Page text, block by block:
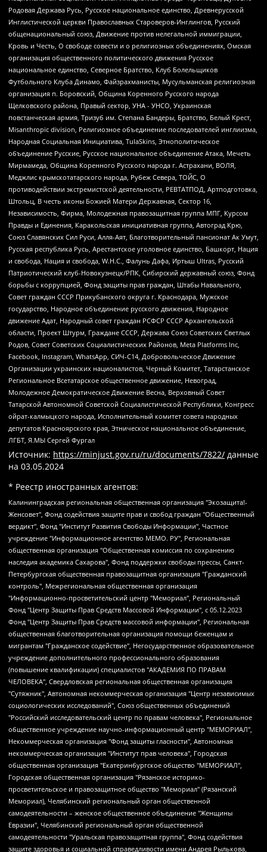
Родовая Держава Русь, Русское национальное единство, Древнерусской
Инглистической церкви Православных Староверов-Инглингов, Русский
общенациональный союз, Движение против нелегальной иммиграции,
Кровь и Честь, О свободе совести и о религиозных объединениях, Омская
организация общественного политического движения Русское
национальное единство, Северное Братство, Клуб Болельщиков
Футбольного Клуба Динамо, Файзрахманисты, Мусульманская религиозная
организация п. Боровский, Община Коренного Русского народа
Щелковского района, Правый сектор, УНА - УНСО, Украинская
повстанческая армия, Тризуб им. Степана Бандеры, Братство, Белый Крест,
Misanthropic division, Религиозное объединение последователей инглиизма,
Народная Социальная Инициатива, TulaSkins, Этнополитическое
объединение Русские, Русское национальное объединение Атака, Мечеть
Мирмамеда, Община Коренного Русского народа г. Астрахани, ВОЛЯ,
Меджлис крымскотатарского народа, Рубеж Севера, ТОЙС, О
противодействии экстремистской деятельности, РЕВТАТПОД, Артподготовка,
Штольц, В честь иконы Божией Матери Державная, Сектор 16,
Независимость, Фирма, Молодежная правозащитная группа МПГ, Курсом
Правды и Единения, Каракольская инициативная группа, Автоград Крю,
Союз Славянских Сил Руси, Алля-Аят, Благотворительный пансионат Ак Умут,
Русская республика Русь, Арестантское уголовное единство, Башкорт, Нация
и свобода, Нация и свобода, W.H.С., Фалунь Дафа, Иртыш Ultras, Русский
Патриотический клуб-Новокузнецк/РПК, Сибирский державный союз, Фонд
борьбы с коррупцией, Фонд защиты прав граждан, Штабы Навального,
Совет граждан СССР Прикубанского округа г. Краснодара, Мужское
государство, Народное объединение русского движения, Народное
движение Адат, Народный совет граждан РСФСР СССР Архангельской
области, Проект Штурм, Граждане СССР, Держава Союз Советских Светлых
Родов, Совет Советских Социалистических Районов, Meta Platforms Inc,
Facebook, Instagram, WhatsApp, СИЧ-С14, Добровольческое Движение
Организации украинских националистов, Черный Комитет, Татарстанское
Региональное Всетатарское общественное движение, Невоград,
Молодежное Демократическое Движение Весна, Верховный Совет
Татарской Автономной Советской Социалистической Республики, Конгресс
ойрат-калмыцкого народа, Исполнительный комитет совета народных
депутатов Красноярского края, Этническое национальное объединение,
ЛГБТ, Я.МЫ Сергей Фургал
Источник: https://minjust.gov.ru/ru/documents/7822/ данные
на 03.05.2024
* Реестр иностранных агентов:
Калининградская региональная общественная организация "Экозащита!-Женсовет", Фонд содействия защите прав и свобод граждан "Общественный вердикт", Фонд "Институт Развития Свободы Информации", Частное учреждение "Информационное агентство МЕМО. РУ", Региональная общественная организация "Общественная комиссия по сохранению наследия академика Сахарова", Фонд поддержки свободы прессы, Санкт-Петербургская общественная правозащитная организация "Гражданский контроль", Межрегиональная общественная организация "Информационно-просветительский центр "Мемориал", Региональный Фонд "Центр Защиты Прав Средств Массовой Информации", с 05.12.2023 Фонд "Центр Защиты Прав Средств массовой информации", Региональная общественная благотворительная организация помощи беженцам и мигрантам "Гражданское содействие", Негосударственное образовательное учреждение дополнительного профессионального образования (повышение квалификации) специалистов "АКАДЕМИЯ ПО ПРАВАМ ЧЕЛОВЕКА", Свердловская региональная общественная организация "Сутяжник", Автономная некоммерческая организация "Центр независимых социологических исследований", Союз общественных объединений "Российский исследовательский центр по правам человека", Региональное общественное учреждение научно-информационный центр "МЕМОРИАЛ", Некоммерческая организация "Фонд защиты гласности", Автономная некоммерческая организация "Институт прав человека", Городская общественная организация "Екатеринбургское общество "МЕМОРИАЛ", Городская общественная организация "Рязанское историко-просветительское и правозащитное общество "Мемориал" (Рязанский Мемориал), Челябинский региональный орган общественной самодеятельности – женское общественное объединение "Женщины Евразии", Челябинский региональный орган общественной самодеятельности "Уральская правозащитная группа", Фонд содействия защите здоровья и социальной справедливости имени Андрея Рылькова, Автономная Некоммерческая Организация "Аналитический Центр Юрия Левады", Автономная некоммерческая организация социальной поддержки населения "Проект Апрель", Региональная общественная организация помощи женщинам и детям, находящимся в кризисной ситуации "Информационно-методический центр "Анна", Фонд содействия развитию массовых коммуникаций и правовому просвещению "Так-так-Так", Фонд содействия устойчивому развитию "Серебряная тайга", Свердловский региональный общественный фонд социальных проектов "Новое время", "Idel.Реалии", Кавказ.Реалии, Крым.Реалии, Телеканал Настоящее Время, Татаро-башкирская служба Радио Свобода (Azatliq Radiosi), Радио Свободная Европа/Радио Свобода (PCE/PC), "Сибирь.Реалии", "Фактограф", Благотворительный фонд помощи осужденным и их семьям, Автономная некоммерческая организация "Институт глобализации и социальных движений", Фонд "В защиту прав заключенных", Частное учреждение "Центр поддержки и содействия развитию средств массовой информации", Пензенский региональный общественный благотворительный фонд "Гражданский союз", "Север.Реалии", Некоммерческая организация Фонд "Правовая инициатива", Общество с ограниченной ответственностью "Радио Свободная Европа/Радио Свобода", Чешское информационное агентство "MEDIUM-ORIENT", Красноярская региональная общественная организация "Мы против СПИДа", Камалягин Денис Николаевич, Маркелов Сергей Евгеньевич, Пономарев Лев Александрович, Савицкая Людмила Алексеевна, Автономная некоммерческая организация "Центр по работе с проблемой насилия "НАСИЛИЮ.НЕТ", Межрегиональный профессиональный союз работников здравоохранения "Альянс врачей", Юридическое лицо, зарегистрированное в Латвийской Республике, SIA "Medusa Project" (регистрационный номер 40103797863, дата регистрации 10.06.2014), Некоммерческая организация "Фонд по борьбе с коррупцией", Автономная некоммерческая организация "Институт права и публичной политики", Баданин Роман Сергеевич, Гликин Максим Александрович, Железнова Мария Михайловна, Лукьянова Юлия Сергеевна, Маетная Елизавета Витальевна, Маняхин Петр Борисович, Чуракова Ольга Владимировна, Ярош Юлия Петровна, Юридическое лицо "The Insider SIA", зарегистрированное в Риге, Латвийская Республика (дата регистрации 26.06.2015), являющееся администратором доменного имени интернет-издания "The Insider SIA", https://theins.ru, Постернак Алексей Евгеньевич, Рубин Михаил Аркадьевич, Анин Роман Александрович, Юридическое лицо Istories fonds, зарегистрированное в Латвийской Республике (регистрационный номер 50008295751, дата регистрации 24.02.2020), Великовский Дмитрий Александрович, Долинина Ирина Николаевна, Мароховская Алеся Алексеевна, Шлейнов Роман Юрьевич, Шмагун Олеся Валентиновна, Общество с ограниченной ответственностью "Альтаир 2021", Общество с ограниченной ответственностью "Вега 2021", Общество с ограниченной ответственностью "Главный редактор 2021", Общество с ограниченной ответственностью "Ромашки монолит", Важенков Артем Валерьевич, Ивановская областная общественная организация "Центр гендерных исследований", Гурман Юрий Альбертович, Медиапроект "ОВД-Инфо", Егоров Владимир Владимирович, Жилинский Владимир Александрович, Общество с ограниченной ответственностью "ЗП", Иванова София Юрьевна, Карезина Инна Павловна, Кильтау Екатерина Викторовна, Петров Алексей Викторович, Пискунов Сергей Евгеньевич, Смирнов Сергей Сергеевич, Тихонов Михаил Сергеевич, Общество с ограниченной ответственностью "ЖУРНАЛИСТ-ИНОСТРАННЫЙ АГЕНТ", Арапова Галина Юрьевна, Вольтская Татьяна Анатольевна, Американская компания "Mason G.E.S. Anonymous Foundation" (США), являющаяся владельцем интернет-издания https://mnews.world/, Компания "Stichting Bellingcat", зарегистрированная в Нидерландах (дата регистрации 11.07.2018), Захаров Андрей Вячеславович, Клепиковская Екатерина Дмитриевна, Общество с ограниченной ответственностью "МЕМО", Перл Роман Александрович, Симонов Евгений Алексеевич, Соловьева Елена Анатольевна, Сотников Даниил Владимирович, Сурначева Елизавета Дмитриевна, Автономная некоммерческая организация по защите прав человека и информированию населения "Якутия – Наше Мнение", Общество с ограниченной ответственностью "Москоу диджитал медиа", с 26.01.2023 Общество с ограниченной ответственностью "Чайка Белые сады", Ветошкина Валерия Валерьевна, Заговора Максим Александрович, Межрегиональное общественное движение "Российская ЛГБТ - сеть", Оленичев Максим Владимирович, Павлов Иван Юрьевич, Скворцова Елена Сергеевна, Общество с ограниченной ответственностью "Как бы инагент", Кочетков Игорь Викторович, Общество с ограниченной ответственностью "Честные выборы", Еланчик Олег Александрович, Общество с ограниченной ответственностью "Нобелевский призыв", Гималова Регина Эмилевна, Григорьев Андрей Валерьевич, Григорьева Алина Александровна, Ассоциация по содействию защите прав призывников, альтернативнослужащих и военнослужащих "Правозащитная группа "Гражданин.Армия.Право", Хисамова Регина Фаритовна, Автономная некоммерческая организация по реализации социально-правовых программ "Лилит", Дальневосточное общественное движение "Маяк", Санкт-Петербургская ЛГБТ-инициативная группа "Выход", Инициативная группа ЛГБТ+ "Реверс", Алексеев Андрей Викторович, Бекбулатова Таисия Львовна, Беляев Иван Михайлович, Владыкина Елена Сергеевна, Гельман Марат Александрович, Никульшина Вероника Юрьевна, Толоконникова Надежда Андреевна, Шендерович Виктор Анатольевич, Общество с ограниченной ответственностью "Данное сообщение", Общество с ограниченной ответственностью Издательский дом "Новая глава", Айнбиндер Александра Александровна, Московский комьюнити-центр для ЛГБТ+инициатив, Благотворительный фонд развития филантропии, Deutsche Welle (Германия, Kurt-Schumacher-Strasse 3, 53113 Bonn), Борзунова Мария Михайловна, Воробьев Виктор Викторович, Голубева Анна Львовна, Константинова Алла Михайловна, Малкова Ирина Владимировна, Мурадов Мурад Абдулгалимович, Осетинская Елизавета Николаевна, Понасенков Евгений Николаевич, Ганапольский Матвей Юрьевич, Киселев Евгений Алексеевич, Борухович Ирина Григорьевна, Дремин Иван Тимофеевич, Дубровский Дмитрий Викторович, Красноярская региональная общественная организация поддержки и развития альтернативных образовательных технологий и межкультурных коммуникаций "ИНТЕРРА", Маяковская Екатерина Алексеевна, Фейгин Марк Захарович, Филимонов Андрей Викторович, Дзугкоева Регина Николаевна, Доброхотов Роман Александрович, Дудь Юрий Александрович, Елкин Сергей Владимирович, Кругликов Кирилл Игоревич, Сабунаева Мария Леонидовна, Семенов Алексей Владимирович, Шаинян Карен Багратович, Шульман Екатерина Михайловна, Асафьев Артур Валерьевич, Вахштайн Виктор Семенович, Венедиктов Алексей Алексеевич, Лушникова Екатерина Евгеньевна, Волков Леонид Михайлович, Невзоров Александр Глебович, Пархоменко Сергей Борисович, Сироткин Ярослав Николаевич, Кара-Мурза Владимир Владимирович, Баранова Наталья Владимировна, Гозман Леонид Яковлевич, Кагарлицкий Борис Юльевич, Климарев Михаил Валерьевич, Милов Владимир Станиславович, Автономная некоммерческая организация Краснодарский центр современного искусства "Типография", Моргенштерн Алишер Тагирович, Соболь Любовь Эдуардовна, Общество с ограниченной ответственностью "ЛИЗА НОРМ", Каспаров Гарри Кимович, Ходорковский Михаил Борисович, Общество с ограниченной ответственностью "Апрельские тезисы", Данилович Ирина Брониславовна, Кашин Олег Владимирович, Петров Николай Владимирович, Пивоваров Алексей Владимирович, Соколов Михаил Владимирович, Цветкова Юлия Владимировна, Чичваркин Евгений Александрович, Комитет против пыток/Команда против пыток, Общество с ограниченной ответственностью "Первый научный", Общество с ограниченной ответственностью "Вертолет и ко", Белоцерковская Вероника Борисовна, Кац Максим Евгеньевич, Лазарева Татьяна Юрьевна, Шаведдинов Руслан Табризович, Яшин Илья Валерьевич, Общество с ограниченной ответственностью "Иноагент ААВ", Алешковский Дмитрий Петрович, Альбац Евгения Марковна, Быков Дмитрий Львович, Галямина Юлия Евгеньевна, Лойко Сергей Леонидович, Мартынов Кирилл Константинович, Медведев Сергей Александрович, Крашенинников Федор Геннадиевич, Гордеева Катерина Вл